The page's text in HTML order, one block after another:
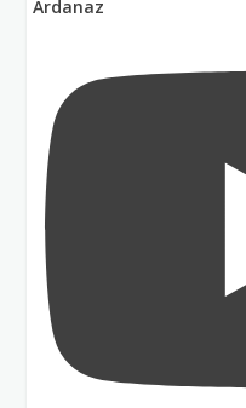
Ardanaz